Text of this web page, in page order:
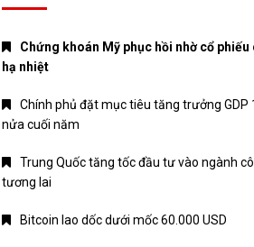
Chứng khoán Mỹ phục hồi nhờ cổ phiếu
hạ nhiệt
Chính phủ đặt mục tiêu tăng trưởng GDP
nửa cuối năm
Trung Quốc tăng tốc đầu tư vào ngành
tương lai
Bitcoin lao dốc dưới mốc 60.000 USD